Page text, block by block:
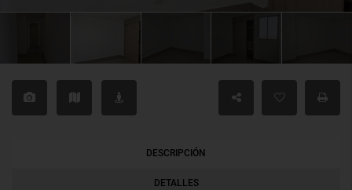
DESCRIPCIÓN
DETALLES